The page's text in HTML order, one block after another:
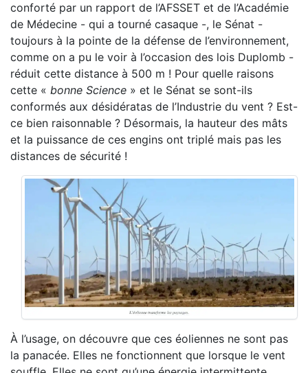
conforté par un rapport de l’AFSSET et de l’Académie
de Médecine - qui a tourné casaque -, le Sénat -
toujours à la pointe de la défense de l’environnement,
comme on a pu le voir à l’occasion des lois Duplomb -
réduit cette distance à 500 m ! Pour quelle raisons
cette « bonne Science » et le Sénat se sont-ils
conformés aux désidératas de l’Industrie du vent ? Est-
ce bien raisonnable ? Désormais, la hauteur des mâts
et la puissance de ces engins ont triplé mais pas les
distances de sécurité !
À l’usage, on découvre que ces éoliennes ne sont pas
la panacée. Elles ne fonctionnent que lorsque le vent